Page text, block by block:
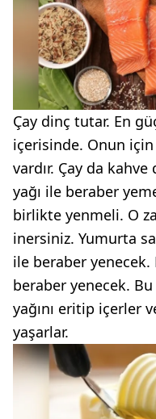
Çay dinç tutar. En
içerisinde. Onun
vardır. Çay da
yağı ile beraber
birlikte yenmeli. O
inersiniz. Yumurta
ile beraber yenecek.
beraber yenecek.
yağını eritip içerler
yaşarlar.